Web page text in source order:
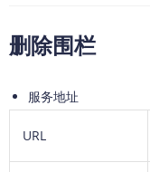
删除围栏
服务地址
URL